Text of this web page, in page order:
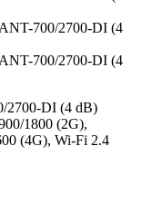
2700-DI (4 dB)
1800 (2G),
(4G), Wi-Fi 2.4